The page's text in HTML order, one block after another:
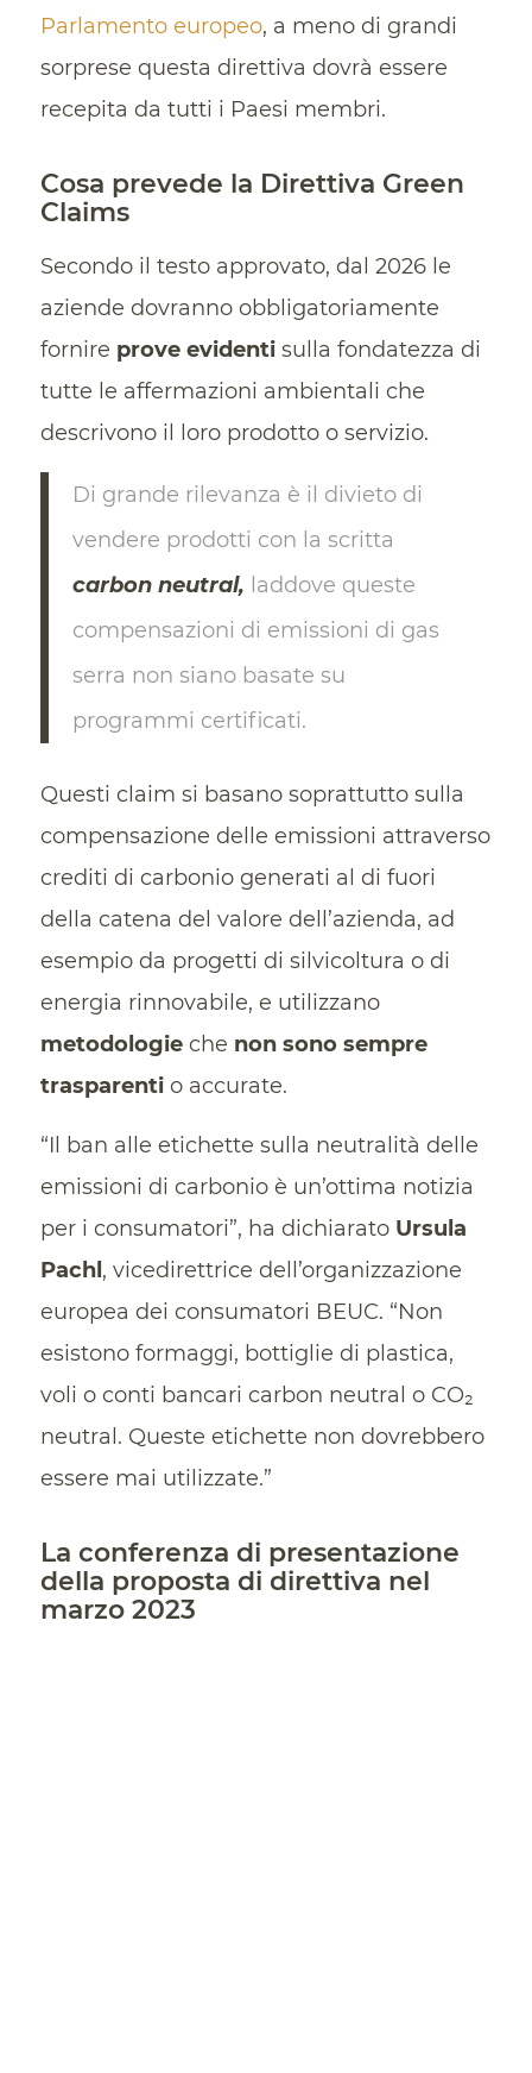
Parlamento europeo, a meno di grandi
sorprese questa direttiva dovrà essere
recepita da tutti i Paesi membri.
Cosa prevede la Direttiva Green
Claims
Secondo il testo approvato, dal 2026 le
aziende dovranno obbligatoriamente
fornire prove evidentisulla fondatezza di
tutte le affermazioni ambientali che
descrivono il loro prodotto o servizio.
Di grande rilevanza è il divieto di
vendere prodotti con la scritta
carbon neutral, laddove queste
compensazioni di emissioni di gas
serra non siano basate su
programmi certificati.
Questi claim si basano soprattutto sulla
compensazione delle emissioni attraverso
crediti di carbonio generati al di fuori
della catena del valore dell’azienda, ad
esempio da progetti di silvicoltura o di
energia rinnovabile, e utilizzano
metodologieche non sono sempre
trasparentio accurate.
“Il ban alle etichette sulla neutralità delle
emissioni di carbonio è un’ottima notizia
per i consumatori”, ha dichiarato Ursula
Pachl , vicedirettrice dell’organizzazione
europea dei consumatori BEUC. “Non
esistono formaggi, bottiglie di plastica,
voli o conti bancari carbon neutral o CO₂
neutral. Queste etichette non dovrebbero
essere mai utilizzate.”
La conferenza di presentazione
della proposta di direttiva nel
marzo 2023